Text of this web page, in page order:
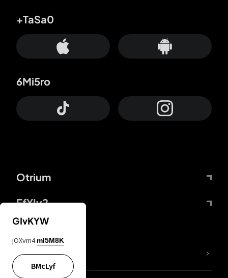
Otrium
FfYIy2
+TaSa0
6Mi5ro
Lj7sBL
GIvKYW
jOXvm4 mI5M8K
BMcLyf